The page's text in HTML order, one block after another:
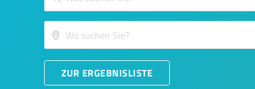
ZUR ERGEBNISLISTE